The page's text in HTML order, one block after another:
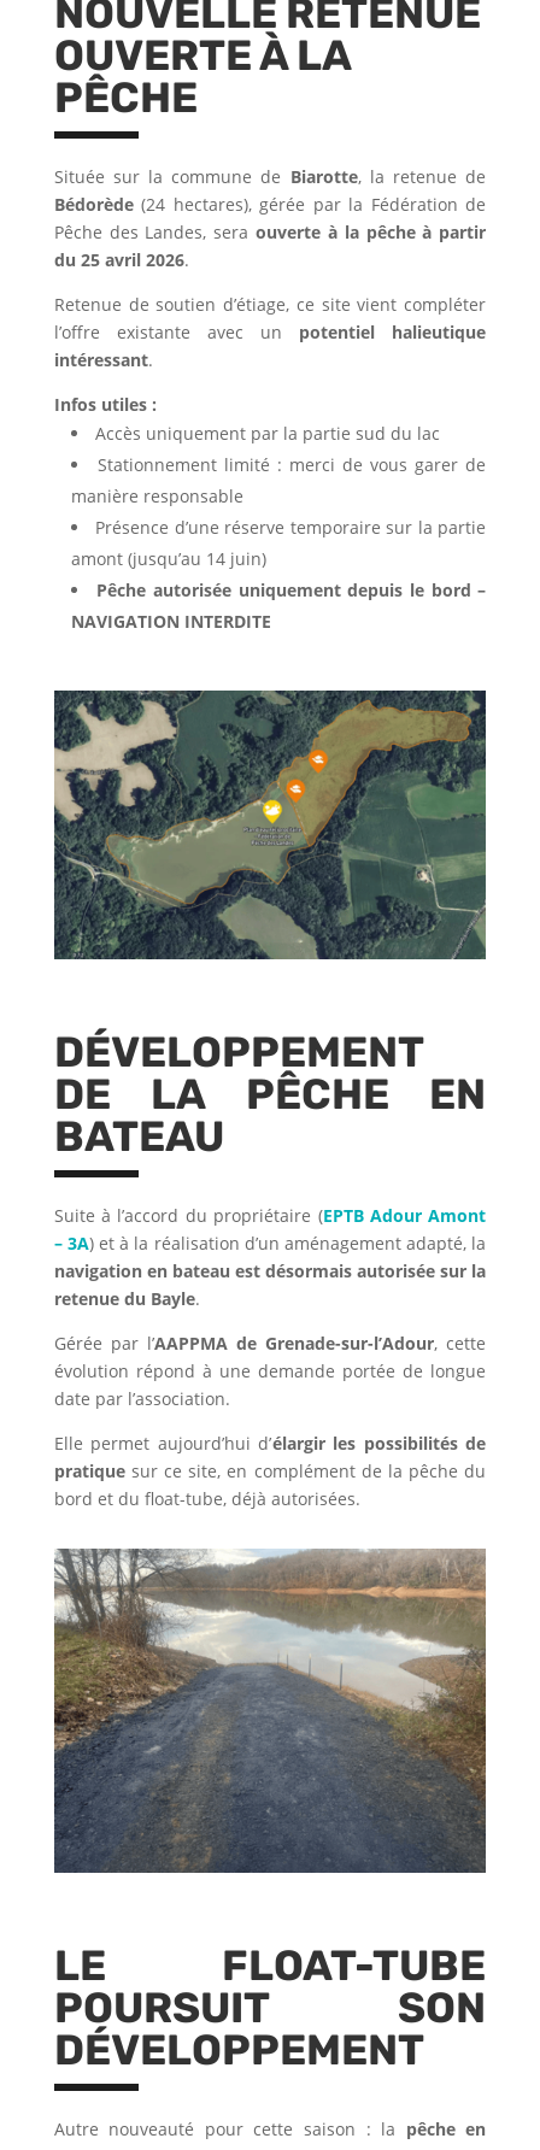
NOUVELLE RETENUE
OUVERTE À LA
PÊCHE
Située sur la commune de Biarotte, la retenue de
Bédorède(24 hectares), gérée par la Fédération de
Pêche des Landes, seraouverte à la pêche à partir
du 25 avril 2026.
Retenue de soutien d’étiage, ce site vient compléter
l’offre existante avec un potentiel halieutique
intéressant.
Infos utiles :
Accès uniquement par la partie sud du lac
Stationnement limité : merci de vous garer de
manière responsable
Présence d’une réserve temporaire sur la partie
amont (jusqu’au 14 juin)
Pêche autorisée uniquement depuis le bord –
NAVIGATION INTERDITE
DÉVELOPPEMENT
DE LA PÊCHE EN
BATEAU
Suite à l’accord du propriétaire (EPTB Adour Amont
– 3A) et à la réalisation d’un aménagement adapté, la
navigation en bateau est désormais autorisée sur la
retenue du Bayle.
Gérée par l’AAPPMA de Grenade-sur-l’Adour, cette
évolution répond à une demande portée de longue
date par l’association.
Elle permet aujourd’hui d’élargir les possibilités de
pratiquesur ce site, en complément de la pêche du
bord et du float-tube, déjà autorisées.
LE FLOAT-TUBE
POURSUIT SON
DÉVELOPPEMENT
Autre nouveauté pour cette saison : la pêche en